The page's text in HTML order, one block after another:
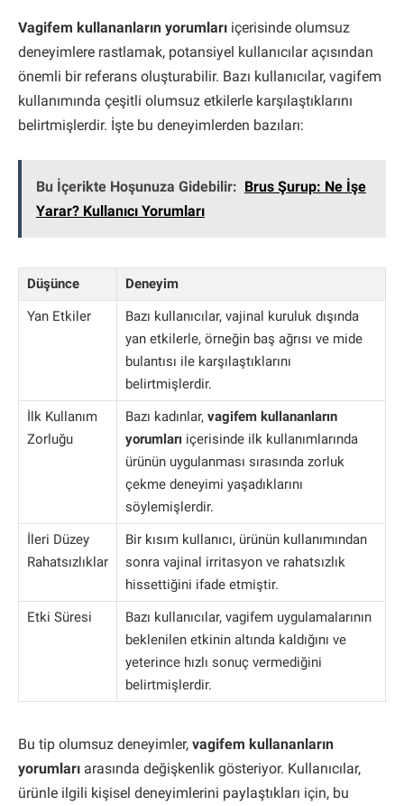
Vagifem kullananların yorumları içerisinde olumsuz
deneyimlere rastlamak, potansiyel kullanıcılar açısından
önemli bir referans oluşturabilir. Bazı kullanıcılar, vagifem
kullanımında çeşitli olumsuz etkilerle karşılaştıklarını
belirtmişlerdir. İşte bu deneyimlerden bazıları:
Bu İçerikte Hoşunuza Gidebilir: Brus Şurup: Ne İşe
Yarar? Kullanıcı Yorumları
Düşünce
Deneyim
Yan Etkiler
Bazı kullanıcılar, vajinal kuruluk dışında
yan etkilerle, örneğin baş ağrısı ve mide
bulantısı ile karşılaştıklarını
belirtmişlerdir.
İlk Kullanım
Zorluğu
Bazı kadınlar, vagifem kullananların
yorumları içerisinde ilk kullanımlarında
ürünün uygulanması sırasında zorluk
çekme deneyimi yaşadıklarını
söylemişlerdir.
İleri Düzey
Rahatsızlıklar
Bir kısım kullanıcı, ürünün kullanımından
sonra vajinal irritasyon ve rahatsızlık
hissettiğini ifade etmiştir.
Etki Süresi
Bazı kullanıcılar, vagifem uygulamalarının
beklenilen etkinin altında kaldığını ve
yeterince hızlı sonuç vermediğini
belirtmişlerdir.
Bu tip olumsuz deneyimler, vagifem kullananların
yorumları arasında değişkenlik gösteriyor. Kullanıcılar,
ürünle ilgili kişisel deneyimlerini paylaştıkları için, bu